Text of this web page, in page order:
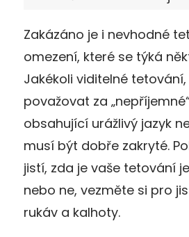
Zakázáno je i nevhodné
omezení, které se týká
Jakékoli viditelné
považovat za
obsahující urážlivý jazyk
musí být dobře zakryté.
jistí, zda je vaše tetování
nebo ne, vezměte si pro
rukáv a kalhoty.